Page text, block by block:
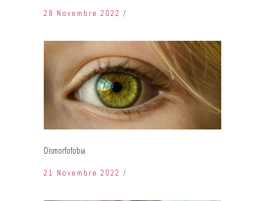
28 Novembre 2022
Dismorfofobia
21 Novembre 2022